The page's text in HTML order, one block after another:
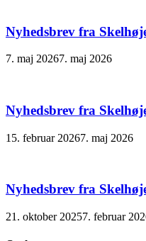
Nyhedsbrev fra
7. maj 20267. maj 2026
Nyhedsbrev fra
15. februar 20267. maj 2026
Nyhedsbrev fra
21. oktober 20257. februar